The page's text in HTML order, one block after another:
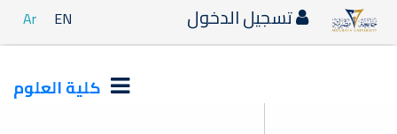
Ar EN